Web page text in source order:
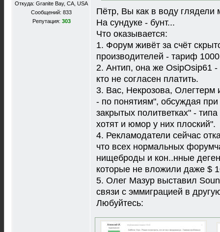
Откуда: Granite Bay, CA, USA
Сообщений: 833
Репутация: 303
Пётр, Вы как в воду глядели
На сундуке - бунт...
Что оказывается:
1. Форум живёт за счёт
производителей - тариф
2. Антип, она же OsipOsip61
кто не согласен платить.
3. Вас, Некрозова, Олегтерм
- по понятиям", обсуждая
закрытых политветках" -
хотят и юмор у них плоский".
4. Рекламодатели сейчас
что всех нормальных
нищеброды и кон..нные
которые не вложили даже $
5. Олег Мазур выставил
связи с эммиграцией в
Любуйтесь: